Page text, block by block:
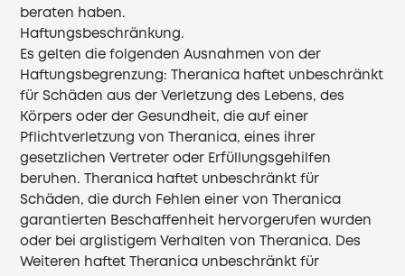
beraten haben.
Haftungsbeschränkung.
Es gelten die folgenden Ausnahmen von der
Haftungsbegrenzung: Theranica haftet unbeschränkt
für Schäden aus der Verletzung des Lebens, des
Körpers oder der Gesundheit, die auf einer
Pflichtverletzung von Theranica, eines ihrer
gesetzlichen Vertreter oder Erfüllungsgehilfen
beruhen. Theranica haftet unbeschränkt für
Schäden, die durch Fehlen einer von Theranica
garantierten Beschaffenheit hervorgerufen wurden
oder bei arglistigem Verhalten von Theranica. Des
Weiteren haftet Theranica unbeschränkt für